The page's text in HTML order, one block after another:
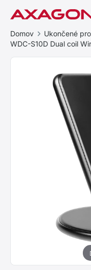
Domov
Ukončené
WDC-S10D Dual coil